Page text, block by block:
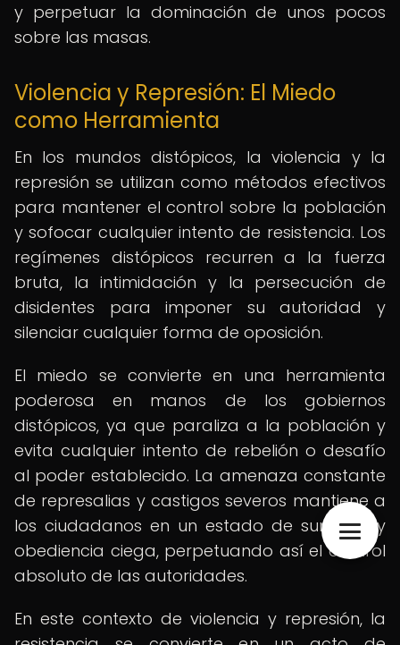
y perpetuar la dominación de unos pocos
sobre las masas.
Violencia y Represión: El Miedo
como Herramienta
En los mundos distópicos, la violencia y la
represión se utilizan como métodos efectivos
para mantener el control sobre la población
y sofocar cualquier intento de resistencia. Los
regímenes distópicos recurren a la fuerza
bruta, la intimidación y la persecución de
disidentes para imponer su autoridad y
silenciar cualquier forma de oposición.
El miedo se convierte en una herramienta
poderosa en manos de los gobiernos
distópicos, ya que paraliza a la población y
evita cualquier intento de rebelión o desafío
al poder establecido. La amenaza constante
de represalias y castigos severos mantiene a
los ciudadanos en un estado de sumisión y
obediencia ciega, perpetuando así el control
absoluto de las autoridades.
En este contexto de violencia y represión, la